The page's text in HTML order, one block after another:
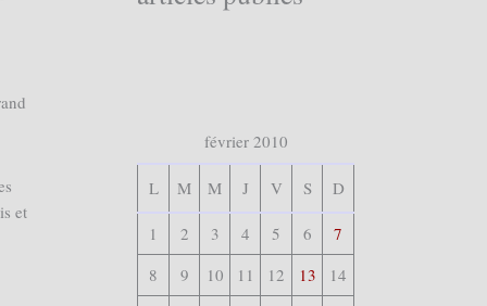
et
février 2010
L M M J V S D
1 2 3 4 5 6
7
8
9 10 11 12 13
14